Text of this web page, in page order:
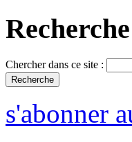
Recherche
Chercher dans ce site :
s'abonner